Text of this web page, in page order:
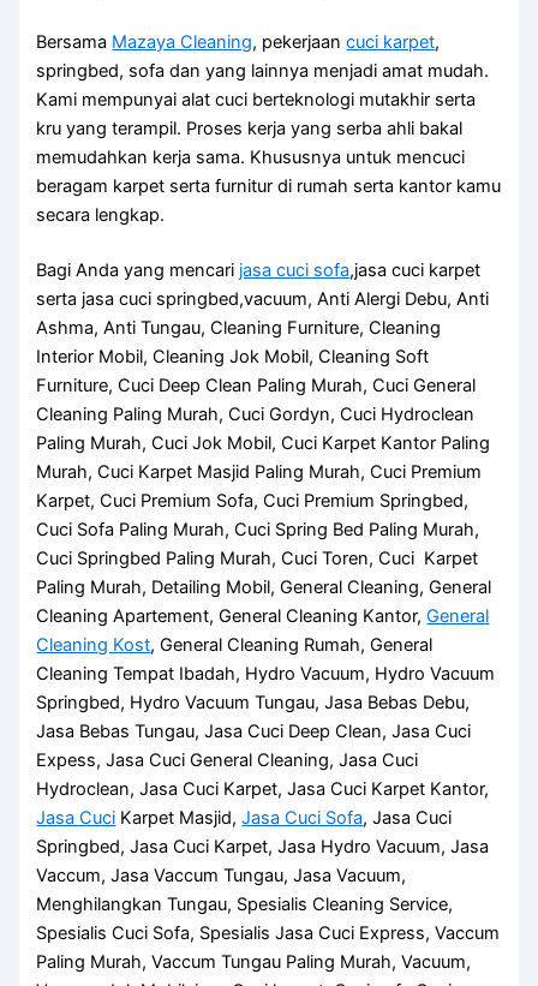
Bersama Mazaya Cleaning, pekerjaancuci karpet,
springbed, sofa dan yang lainnya menjadi amat mudah.
Kami mempunyai alat cuci berteknologi mutakhir serta
kru yang terampil. Proses kerja yang serba ahli bakal
memudahkan kerja sama. Khususnya untuk mencuci
beragam karpet serta furnitur di rumah serta kantor kamu
secara lengkap.
Bagi Anda yang mencari jasa cuci sofa,jasa cuci karpet
serta jasa cuci springbed,vacuum, Anti Alergi Debu, Anti
Ashma, Anti Tungau, Cleaning Furniture, Cleaning
Interior Mobil, Cleaning Jok Mobil, Cleaning Soft
Furniture, Cuci Deep Clean Paling Murah, Cuci General
Cleaning Paling Murah, Cuci Gordyn, Cuci Hydroclean
Paling Murah, Cuci Jok Mobil, Cuci Karpet Kantor Paling
Murah, Cuci Karpet Masjid Paling Murah, Cuci Premium
Karpet, Cuci Premium Sofa, Cuci Premium Springbed,
Cuci Sofa Paling Murah, Cuci Spring Bed Paling Murah,
Cuci Springbed Paling Murah, Cuci Toren, Cuci Karpet
Paling Murah, Detailing Mobil, General Cleaning, General
Cleaning Apartement, General Cleaning Kantor,General
Cleaning Kost, General Cleaning Rumah, General
Cleaning Tempat Ibadah, Hydro Vacuum, Hydro Vacuum
Springbed, Hydro Vacuum Tungau, Jasa Bebas Debu,
Jasa Bebas Tungau, Jasa Cuci Deep Clean, Jasa Cuci
Expess, Jasa Cuci General Cleaning, Jasa Cuci
Hydroclean, Jasa Cuci Karpet, Jasa Cuci Karpet Kantor,
Jasa Cuci Karpet Masjid,Jasa Cuci Sofa, Jasa Cuci
Springbed, Jasa Cuci Karpet, Jasa Hydro Vacuum, Jasa
Vaccum, Jasa Vaccum Tungau, Jasa Vacuum,
Menghilangkan Tungau, Spesialis Cleaning Service,
Spesialis Cuci Sofa, Spesialis Jasa Cuci Express, Vaccum
Paling Murah, Vaccum Tungau Paling Murah, Vacuum,